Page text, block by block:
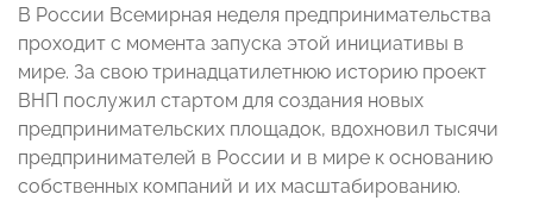
В России Всемирная неделя предпринимательства
проходит с момента запуска этой инициативы в
мире. За свою тринадцатилетнюю историю проект
ВНП послужил стартом для создания новых
предпринимательских площадок, вдохновил тысячи
предпринимателей в России и в мире к основанию
собственных компаний и их масштабированию.